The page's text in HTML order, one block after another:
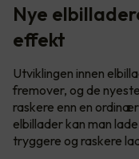
Nye
effekt
Utviklingen innen
fremover, og de
raskere enn en
elbillader kan man
tryggere og raskere